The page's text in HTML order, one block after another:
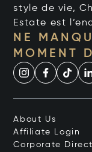
style de vie,
Estate est
NE
MOMENT
About Us
Affiliate Login
Corporate